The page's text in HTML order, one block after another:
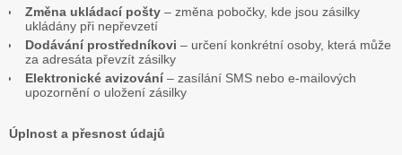
Změna ukládací pošty – změna pobočky, kde jsou zásilky
ukládány při nepřevzetí
Dodávání prostředníkovi – určení konkrétní osoby, která může
za adresáta převzít zásilky
Elektronické avizování– zasílání SMS nebo e-mailových
upozornění o uložení zásilky
Úplnost a přesnost údajů